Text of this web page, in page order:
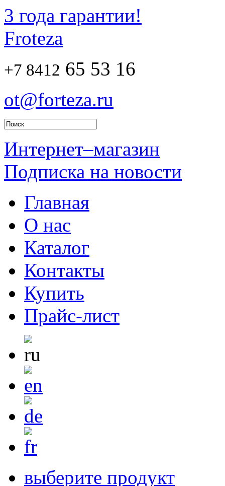
3 года гарантии!
Froteza
+7 8412 65 53 16
ot@forteza.ru
Интернет–магазин
Подписка на новости
Главная
О нас
Каталог
Контакты
Купить
Прайс-лист
выберите продукт